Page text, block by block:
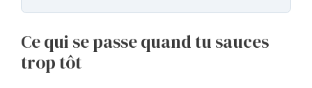
Ce qui se passe quand tu sauces
trop tôt